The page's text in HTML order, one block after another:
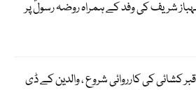
شریف کی وفد کے ہمراہ روضہ رسولؐ پر
کشائی کی کارروائی شروع ، والدین کے ڈی